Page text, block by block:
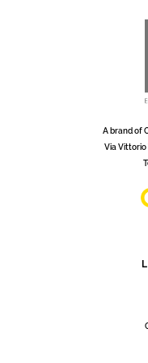
A brand of
Via Vittorio